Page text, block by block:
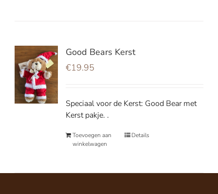
Good Bears Kerst
€19.95
Speciaal voor de Kerst: Good Bear met
Kerst pakje. .
Toevoegen aan
winkelwagen
Details